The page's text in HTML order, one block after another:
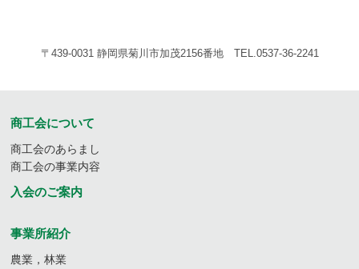
〒439-0031 静岡県菊川市加茂2156番地 TEL.0537-36-2241
商工会について
商工会のあらまし
商工会の事業内容
入会のご案内
事業所紹介
農業，林業